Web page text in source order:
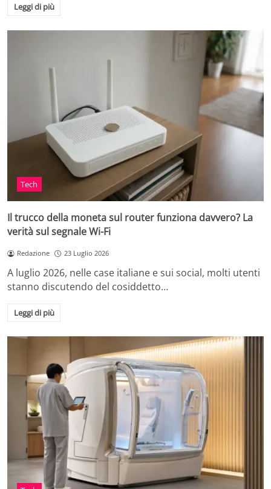
Leggi di più
Tech
Il trucco della moneta sul router funziona davvero? La
verità sul segnale Wi-Fi
Redazione 23 Luglio 2026
A luglio 2026, nelle case italiane e sui social, molti utenti
stanno discutendo del cosiddetto…
Leggi di più